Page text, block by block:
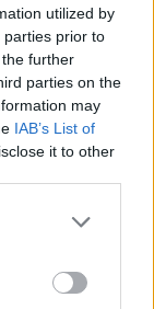
utilized by
parties prior to
further
parties on the
may
IAB’s List of
it to other
more Google
may click to
party tags to